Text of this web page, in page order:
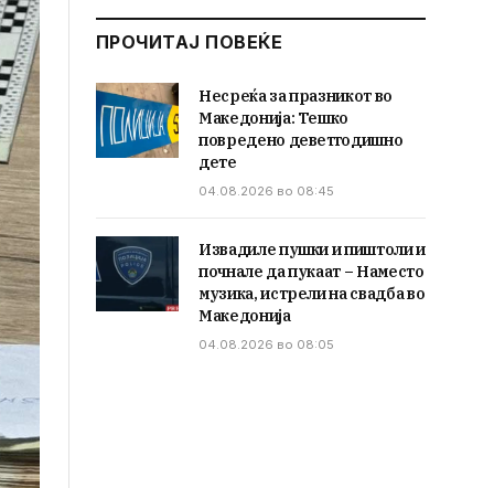
ПРОЧИТАЈ ПОВЕЌЕ
Несреќа за празникот во
Македонија: Тешко
повредено деветгодишно
дете
04.08.2026 во 08:45
Извадиле пушки и пиштоли и
почнале да пукаат – Наместо
музика, истрели на свадба во
Македонија
04.08.2026 во 08:05